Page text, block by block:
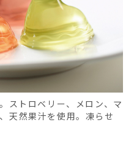
ストロベリー、メロン、マ
天然果汁を使用。凍らせ